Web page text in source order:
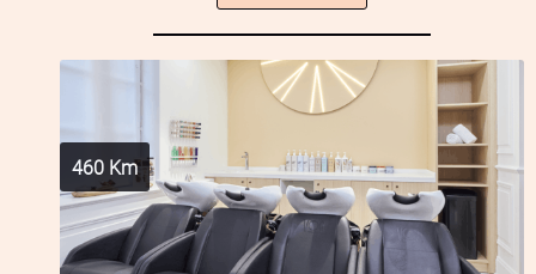
460 Km